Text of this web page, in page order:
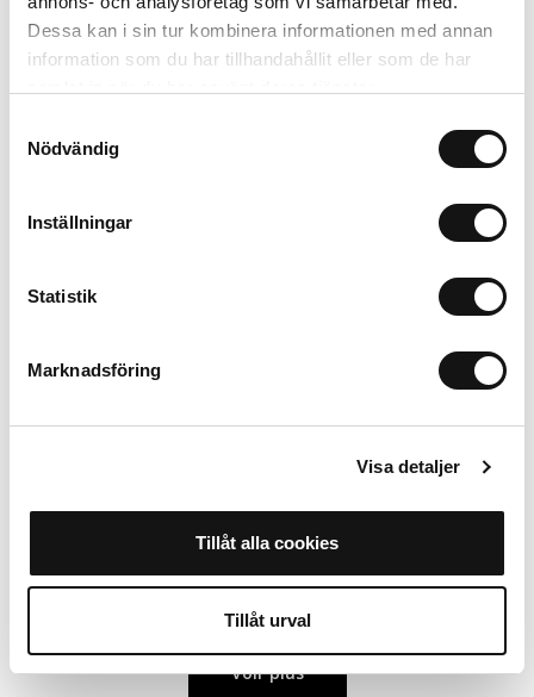
Dessa kan i sin tur kombinera informationen med annan
information som du har tillhandahållit eller som de har
Nödvändig
Inställningar
Statistik
Marknadsföring
Visa detaljer
Tillåt alla cookies
Tillåt urval
föreningar som bedriver ideellt arbete för allas lika värde,
kvinnors rättigheter i samhället och bevarandet av skog och
mark. Dessa organisationer täcker även in och riktar sitt fokus
Vi på Holdit består av ett gäng grymma personer som varje dag
jobbar för att erbjuda just dig det allra bästa! Vi skapar och
med en telefon lite roligare och säkrare. För oss är mobilen en
viktig del av din outfit och vi vill att du ska ha det bästa
som silikonskal, plånboksfodral, skärmskydd,
laptopfodral,
stickers, korthållare och flertalet andra produkter som designar
Voir plus